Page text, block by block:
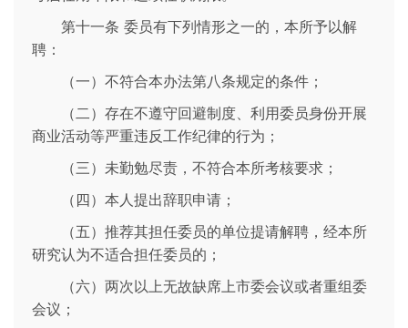
第十一条 委员有下列情形之一的，本所予以解
聘：
（一）不符合本办法第八条规定的条件；
（二）存在不遵守回避制度、利用委员身份开展
商业活动等严重违反工作纪律的行为；
（三）未勤勉尽责，不符合本所考核要求；
（四）本人提出辞职申请；
（五）推荐其担任委员的单位提请解聘，经本所
研究认为不适合担任委员的；
（六）两次以上无故缺席上市委会议或者重组委
会议；